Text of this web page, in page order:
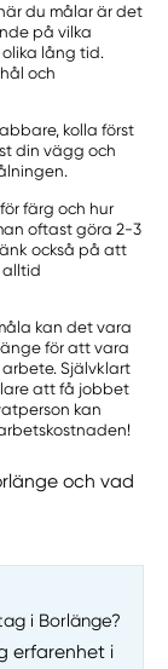
du målar är det
på vilka
lång tid.
och
kolla först
din vägg och
färg och hur
oftast göra 2-3
också på att
alltid
kan det vara
för att vara
Självklart
att få jobbet
kan
och vad
i Borlänge?
erfarenhet i